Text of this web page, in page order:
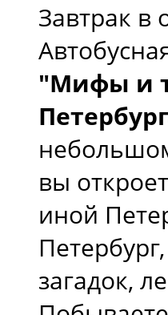
Завтрак в
"Мифы и
вы
иной
загадок,